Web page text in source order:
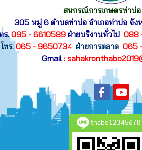
สหกรณ์การเกษตรท่าบ่อ
305 หมู่ 6 ตำบลท่าบ่อ อำเภอท่าบ่อ จัง
ร.095 - 6610589 ฝ่ายบริงานทั่วไป 088
โทร. 065 - 9650734 ฝ่ายการตลาด 065
Gmail:
thabo12345678